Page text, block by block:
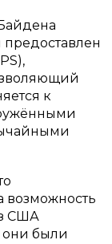
к
возможность
США
они были